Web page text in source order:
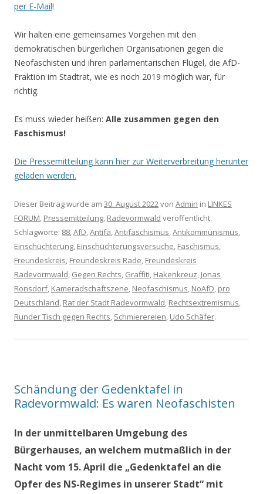
per E-Mail!
Wir halten eine gemeinsames Vorgehen mit den
demokratischen bürgerlichen Organisationen gegen die
Neofaschisten und ihren parlamentarischen Flügel, die AfD-
Fraktion im Stadtrat, wie es noch 2019 möglich war, für
richtig.
Es muss wieder heißen: Alle zusammen gegen den
Faschismus!
Die Pressemitteilung kann hier zur Weiterverbreitung herunter
geladen werden.
Dieser Beitrag wurde am 30. August 2022von Admin in LINKES
FORUM, Pressemitteilung, Radevormwald veröffentlicht.
Schlagworte: 88,AfD,Antifa,Antifaschismus,Antikommunismus,
Einschüchterung, Einschüchterungsversuche, Faschismus,
Freundeskreis, Freundeskreis Rade, Freundeskreis
Radevormwald, Gegen Rechts, Graffiti, Hakenkreuz, Jonas
Ronsdorf, Kameradschaftszene, Neofaschismus, NoAfD, pro
Deutschland, Rat der Stadt Radevormwald, Rechtsextremismus,
Runder Tisch gegen Rechts, Schmierereien, Udo Schäfer.
Schändung der Gedenktafel in
Radevormwald: Es waren Neofaschisten
In der unmittelbaren Umgebung des
Bürgerhauses, an welchem mutmaßlich in der
Nacht vom 15. April die „Gedenktafel an die
Opfer des NS-Regimes in unserer Stadt“ mit